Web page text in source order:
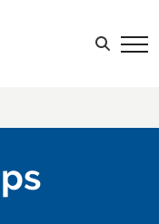
Sök efter: